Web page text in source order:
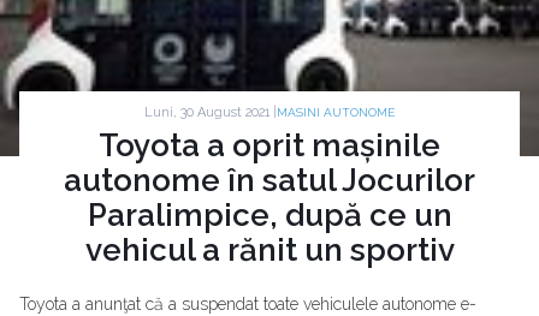
Luni, 30 August 2021 | MASINI AUTONOME
Toyota a oprit mașinile
autonome în satul Jocurilor
Paralimpice, după ce un
vehicul a rănit un sportiv
Toyota a anunţat că a suspendat toate vehiculele autonome e-